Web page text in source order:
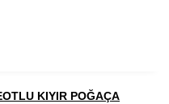
KIYIR POĞAÇA